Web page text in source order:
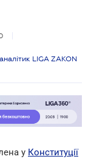
LIGA ZAKON
у Конституції